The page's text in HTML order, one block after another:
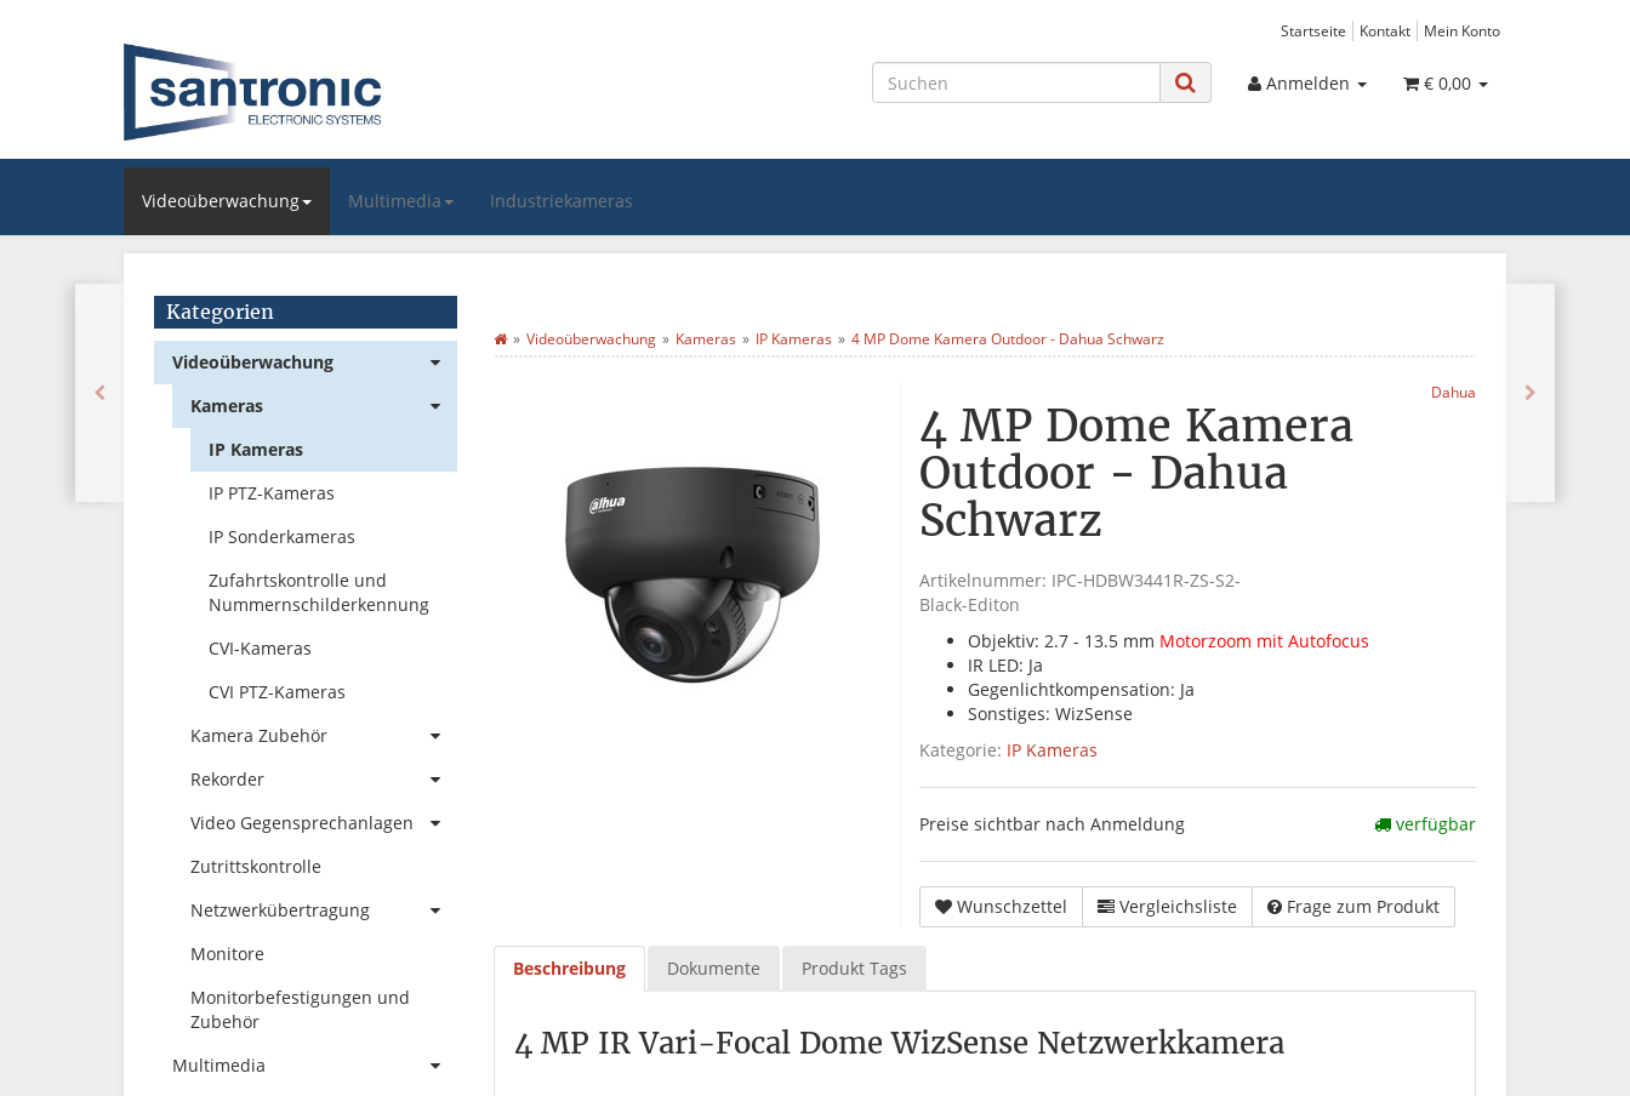
Startseite Kontakt Mein Konto
Anmelden € 0,00
Videoüberwachung Multimedia Industriekameras
Videoüberwachung Kameras IP Kameras 4 MP Dome Kamera Outdoor - Dahua Schwarz
Dahua
4 MP Dome Kamera
Outdoor - Dahua
Schwarz
Artikelnummer: IPC-HDBW3441R-ZS-S2-
Black-Editon
Objektiv: 2.7 - 13.5 mm Motorzoom mit Autofocus
IR LED: Ja
Gegenlichtkompensation: Ja
Sonstiges: WizSense
Kategorie: IP Kameras
Preise sichtbar nach Anmeldung verfügbar
Wunschzettel Vergleichsliste Frage zum Produkt
Beschreibung Dokumente Produkt Tags
4 MP IR Vari-Focal Dome WizSense Netzwerkkamera
Kategorien
Videoüberwachung
Kameras
IP Kameras
IP PTZ-Kameras
IP Sonderkameras
Zufahrtskontrolle und
Nummernschilderkennung
CVI-Kameras
CVI PTZ-Kameras
Kamera Zubehör
Rekorder
Video Gegensprechanlagen
Zutrittskontrolle
Netzwerkübertragung
Monitore
Monitorbefestigungen und
Zubehör
Multimedia